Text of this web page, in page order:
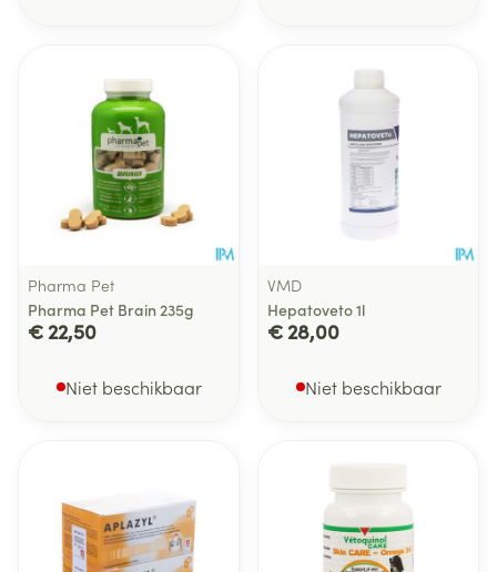
Pharma Pet
Pharma Pet Brain 235g
€ 22,50
Niet beschikbaar
VMD
Hepatoveto 1l
€ 28,00
Niet beschikbaar